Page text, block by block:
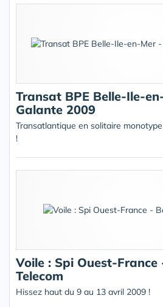
Transat BPE Belle-Ile-
Galante 2009
Transatlantique en solitaire
!
Voile : Spi Ouest-France
Telecom
Hissez haut du 9 au 13 avril 2009 !